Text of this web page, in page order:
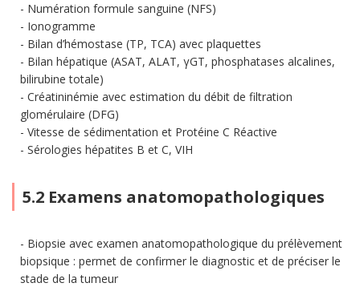
Numération formule sanguine (NFS)
Ionogramme
Bilan d’hémostase (TP, TCA) avec plaquettes
Bilan hépatique (ASAT, ALAT, γGT, phosphatases alcalines,
bilirubine totale)
Créatininémie avec estimation du débit de filtration
glomérulaire (DFG)
Vitesse de sédimentation et Protéine C Réactive
Sérologies hépatites B et C, VIH
5.2 Examens anatomopathologiques
Biopsie avec examen anatomopathologique du prélèvement
biopsique : permet de confirmer le diagnostic et de préciser le
stade de la tumeur